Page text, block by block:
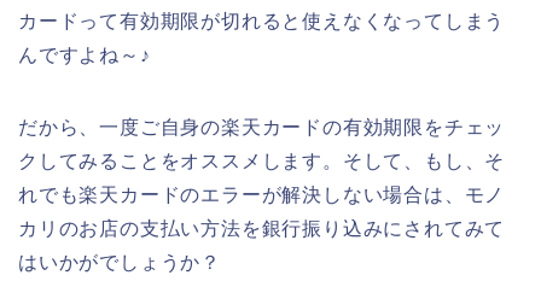
カードって有効期限が切れると使えなくなってしまう
んですよね～♪
だから、一度ご自身の楽天カードの有効期限をチェッ
クしてみることをオススメします。そして、もし、そ
れでも楽天カードのエラーが解決しない場合は、モノ
カリのお店の支払い方法を銀行振り込みにされてみて
はいかがでしょうか？